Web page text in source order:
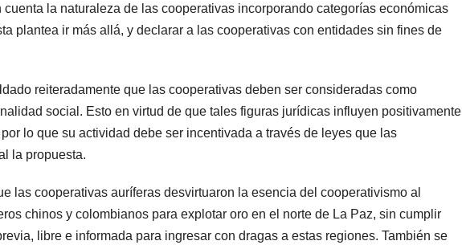
la naturaleza de las cooperativas incorporando categorías económicas
plantea ir más allá, y declarar a las cooperativas con entidades sin fines de
reiteradamente que las cooperativas deben ser consideradas como
social. Esto en virtud de que tales figuras jurídicas influyen positivamente
lo que su actividad debe ser incentivada a través de leyes que las
la propuesta.
las cooperativas auríferas desvirtuaron la esencia del cooperativismo al
chinos y colombianos para explotar oro en el norte de La Paz, sin cumplir
libre e informada para ingresar con dragas a estas regiones. También se